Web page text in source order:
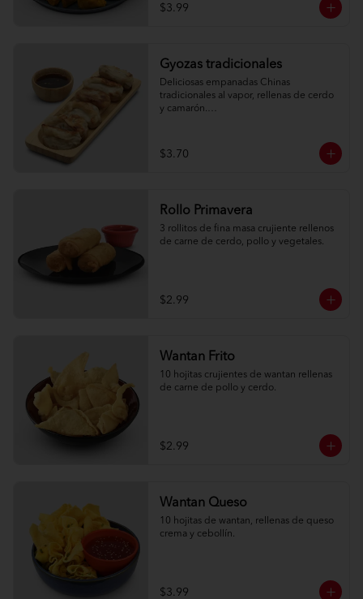
$3.99
Gyozas tradicionales
Deliciosas empanadas Chinas
tradicionales al vapor, rellenas de cerdo
y camarón.
$3.70
Rollo Primavera
3 rollitos de fina masa crujiente rellenos
de carne de cerdo, pollo y vegetales.
$2.99
Wantan Frito
10 hojitas crujientes de wantan rellenas
de carne de pollo y cerdo.
$2.99
Wantan Queso
10 hojitas de wantan, rellenas de queso
crema y cebollín.
$3.99